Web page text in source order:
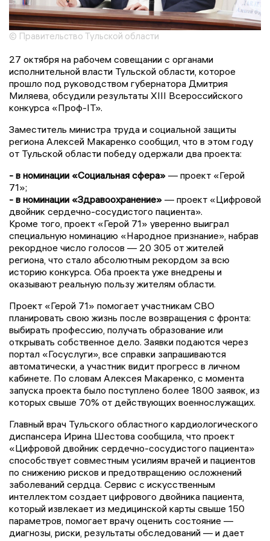
© Правительство Тульской области
27 октября на рабочем совещании с органами
исполнительной власти Тульской области, которое
прошло под руководством губернатора Дмитрия
Миляева, обсудили результаты XIII Всероссийского
конкурса «Проф-IT».
Заместитель министра труда и социальной защиты
региона Алексей Макаренко сообщил, что в этом году
от Тульской области победу одержали два проекта:
- в номинации «Социальная сфера» — проект «Герой
71»;
- в номинации «Здравоохранение» — проект «Цифровой
двойник сердечно-сосудистого пациента».
Кроме того, проект «Герой 71» уверенно выиграл
специальную номинацию «Народное признание», набрав
рекордное число голосов — 20 305 от жителей
региона, что стало абсолютным рекордом за всю
историю конкурса. Оба проекта уже внедрены и
оказывают реальную пользу жителям области.
Проект «Герой 71» помогает участникам СВО
планировать свою жизнь после возвращения с фронта:
выбирать профессию, получать образование или
открывать собственное дело. Заявки подаются через
портал «Госуслуги», все справки запрашиваются
автоматически, а участник видит прогресс в личном
кабинете. По словам Алексея Макаренко, с момента
запуска проекта было поступлено более 1800 заявок, из
которых свыше 70% от действующих военнослужащих.
Главный врач Тульского областного кардиологического
диспансера Ирина Шестова сообщила, что проект
«Цифровой двойник сердечно-сосудистого пациента»
способствует совместным усилиям врачей и пациентов
по снижению рисков и предотвращению осложнений
заболеваний сердца. Сервис с искусственным
интеллектом создает цифрового двойника пациента,
который извлекает из медицинской карты свыше 150
параметров, помогает врачу оценить состояние —
диагнозы, риски, результаты обследований — и дает